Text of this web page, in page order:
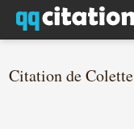
Citation de Colette